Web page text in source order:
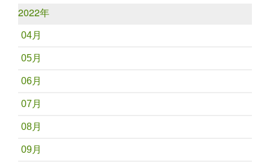
2022年
04月
05月
06月
07月
08月
09月